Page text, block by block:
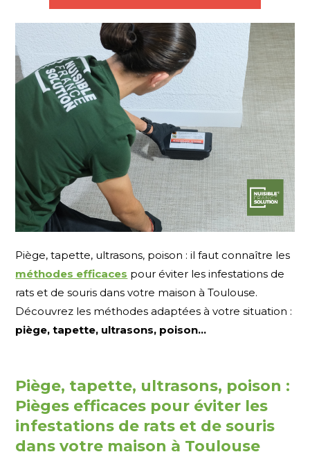
Piège, tapette, ultrasons, poison : il faut connaître les
méthodes efficaces pour éviter les infestations de
rats et de souris dans votre maison à Toulouse.
Découvrez les méthodes adaptées à votre situation :
piège, tapette, ultrasons, poison...
Piège, tapette, ultrasons, poison :
Pièges efficaces pour éviter les
infestations de rats et de souris
dans votre maison à Toulouse